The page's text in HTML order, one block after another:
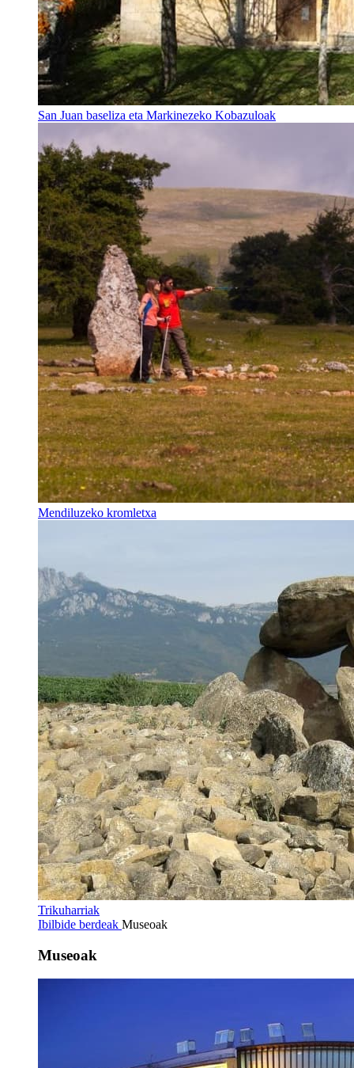
San Juan baseliza eta Markinezeko Kobazuloak
Mendiluzeko kromletxa
Trikuharriak
Ibilbide berdeak Museoak
Museoak